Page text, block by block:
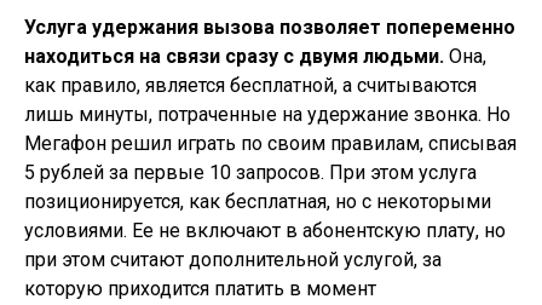
Услуга удержания вызова позволяет попеременно
находиться на связи сразу с двумя людьми. Она,
как правило, является бесплатной, а считываются
лишь минуты, потраченные на удержание звонка. Но
Мегафон решил играть по своим правилам, списывая
5 рублей за первые 10 запросов. При этом услуга
позиционируется, как бесплатная, но с некоторыми
условиями. Ее не включают в абонентскую плату, но
при этом считают дополнительной услугой, за
которую приходится платить в момент